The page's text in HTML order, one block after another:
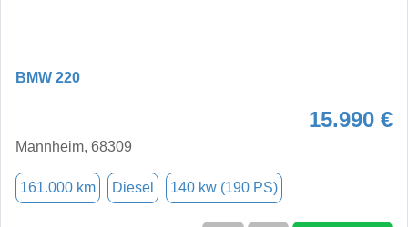
BMW 220
15.990 €
Mannheim, 68309
161.000 km Diesel 140 kw (190 PS)